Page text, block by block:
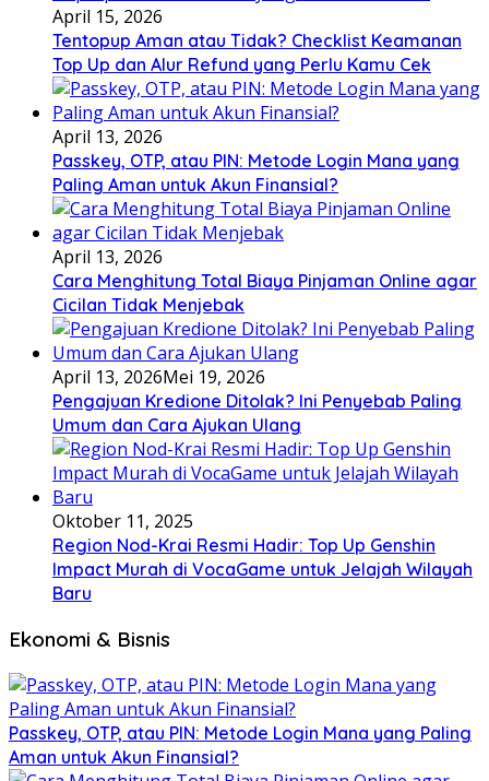
April 15, 2026
Tentopup Aman atau Tidak? Checklist Keamanan
Top Up dan Alur Refund yang Perlu Kamu Cek
April 13, 2026
Passkey, OTP, atau PIN: Metode Login Mana yang
Paling Aman untuk Akun Finansial?
April 13, 2026
Cara Menghitung Total Biaya Pinjaman Online agar
Cicilan Tidak Menjebak
April 13, 2026Mei 19, 2026
Pengajuan Kredione Ditolak? Ini Penyebab Paling
Umum dan Cara Ajukan Ulang
Oktober 11, 2025
Region Nod-Krai Resmi Hadir: Top Up Genshin
Impact Murah di VocaGame untuk Jelajah Wilayah
Baru
Ekonomi & Bisnis
Passkey, OTP, atau PIN: Metode Login Mana yang Paling
Aman untuk Akun Finansial?